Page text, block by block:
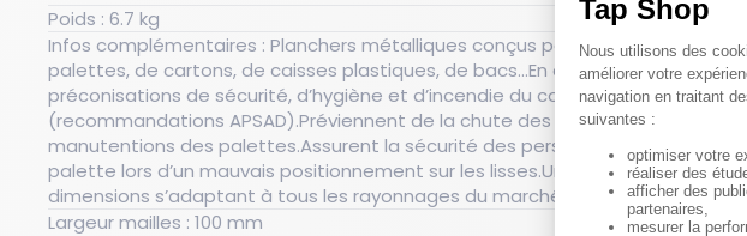
Poids : 6.7 kg
Infos complémentaires : Planchers métalliques conçus pour le stockage de
palettes, de cartons, de caisses plastiques, de bacs...En accord avec les
préconisations de sécurité, d’hygiène et d’incendie du code des assurances
(recommandations APSAD).Préviennent de la chute des colis lors de
manutentions des palettes.Assurent la sécurité des personnes.Maintiennent la
palette lors d’un mauvais positionnement sur les lisses.Un large choix de
dimensions s’adaptant à tous les rayonnages du marché.
Largeur mailles : 100 mm